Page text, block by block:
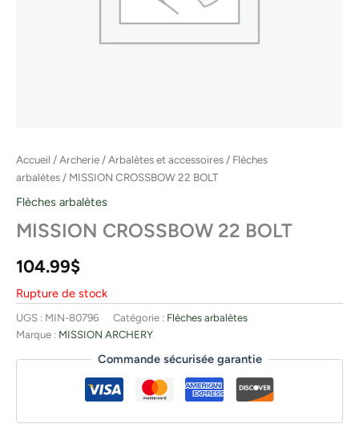
Accueil /Archerie /Arbalètes et accessoires / Flèches
arbalètes / MISSION CROSSBOW 22 BOLT
Flèches arbalètes
MISSION CROSSBOW 22 BOLT
104.99$
Rupture de stock
UGS : MIN-80796 Catégorie : Flèches arbalètes
Marque : MISSION ARCHERY
Commande sécurisée garantie